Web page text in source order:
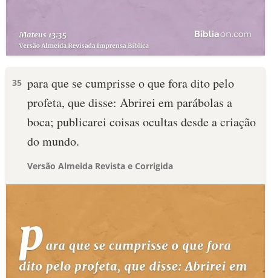
35 para que se cumprisse o que fora dito pelo
profeta, que disse: Abrirei em parábolas a
boca; publicarei coisas ocultas desde a criação
do mundo.
Versão Almeida Revista e Corrigida